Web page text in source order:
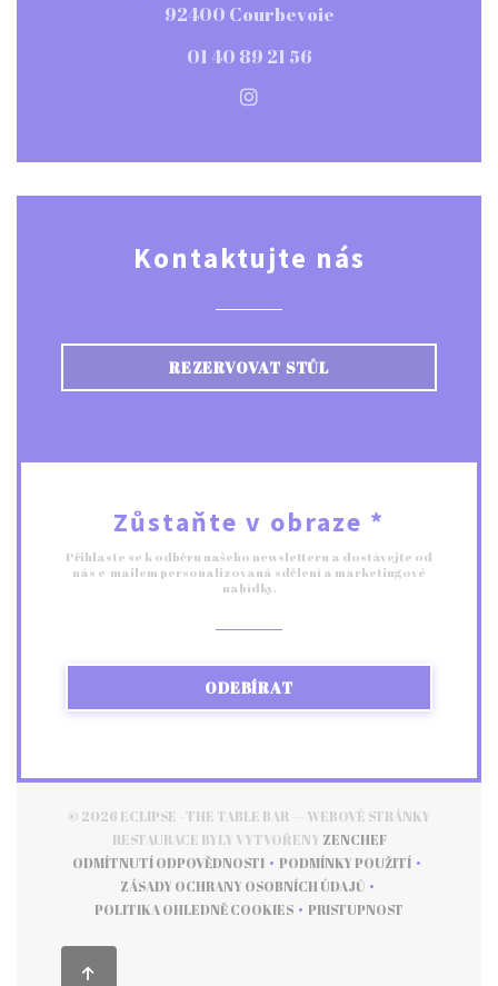
92400 Courbevoie((otevře se v
01 40 89 21 56
Instagram ((otevře se v
Kontaktujte nás
REZERVOVAT STŮL
Zůstaňte v obraze *
Přihlaste se k odběru našeho newsletteru a dostávejte od
nás e-mailem personalizovaná sdělení a marketingové
nabídky.
ODEBÍRAT
© 2026 ECLIPSE - THE TABLE BAR — WEBOVÉ STRÁNKY
RESTAURACE BYLY VYTVOŘENY ZENCHEF((OTEVŘE SE V
ODMÍTNUTÍ ODPOVĚDNOSTI
((OTEVŘE SE V NOVÉM OKNĚ))
PODMÍNKY POUŽITÍ
((OTEVŘE SE V
ZÁSADY OCHRANY OSOBNÍCH ÚDAJŮ
((OTEVŘE SE V NOVÉM OKNĚ))
POLITIKA OHLEDNĚ COOKIES
((OTEVŘE SE V NOVÉM OKNĚ))
PRISTUPNOST
((OTEVŘE SE V